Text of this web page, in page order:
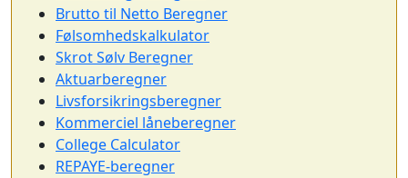
Brutto til Netto Beregner
Følsomhedskalkulator
Skrot Sølv Beregner
Aktuarberegner
Livsforsikringsberegner
Kommerciel låneberegner
College Calculator
REPAYE-beregner